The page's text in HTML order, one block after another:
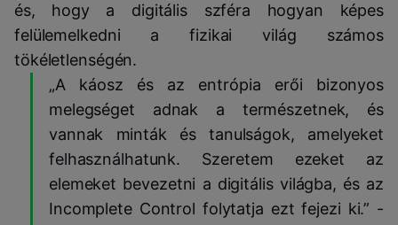
és, hogy a digitális szféra hogyan képes
felülemelkedni a fizikai világ számos
tökéletlenségén.
„A káosz és az entrópia erői bizonyos
melegséget adnak a természetnek, és
vannak minták és tanulságok, amelyeket
felhasználhatunk. Szeretem ezeket az
elemeket bevezetni a digitális világba, és az
Incomplete Control folytatja ezt fejezi ki.” -